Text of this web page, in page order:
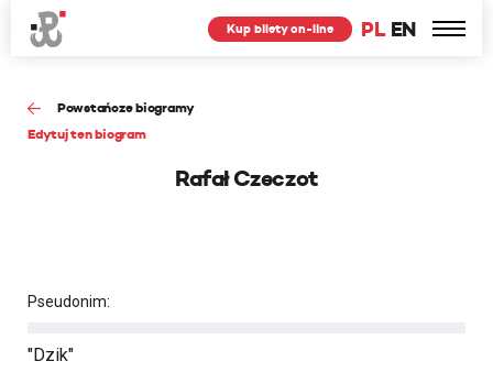
PL EN
Kup bilety on-line
Powstańcze biogramy
Edytuj ten biogram
Rafał Czeczot
Pseudonim:
"Dzik"